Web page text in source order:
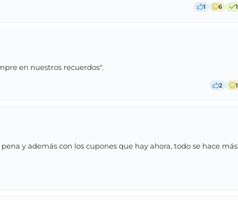
1 6 1
en nuestros recuerdos".
2 1
y además con los cupones que hay ahora, todo se hace más